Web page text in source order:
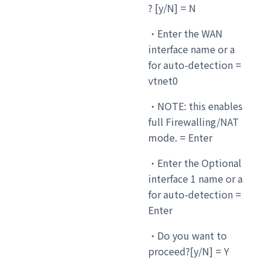
? [y/N] = N
・Enter the WAN
interface name or a
for auto-detection =
vtnet0
・NOTE: this enables
full Firewalling/NAT
mode. = Enter
・Enter the Optional
interface 1 name or a
for auto-detection =
Enter
・Do you want to
proceed?[y/N] = Y